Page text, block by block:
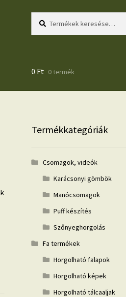
0 Ft 0 termék
Termékkategóriák
Csomagok, videók
Karácsonyi gömbök
Manócsomagok
Puff készítés
Szőnyeghorgolás
Fa termékek
Horgolható falapok
Horgolható képek
Horgolható tálcaaljak